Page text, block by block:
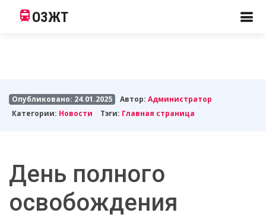
ОЗЖТ
Опубликовано: 24.01.2025 Автор:Администратор
Категории: Новости Тэги: Главная страница
День полного
освобождения